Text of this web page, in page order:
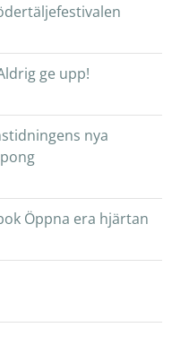
ge upp!
nya
Öppna era hjärtan